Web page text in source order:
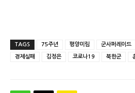
TAGS 75주년 평양미림 군사퍼레이드
경제실패 김정은 코로나19 북한군